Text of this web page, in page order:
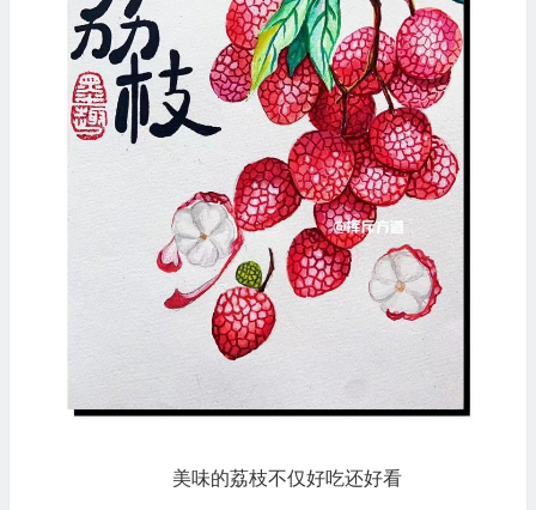
美味的荔枝不仅好吃还好看